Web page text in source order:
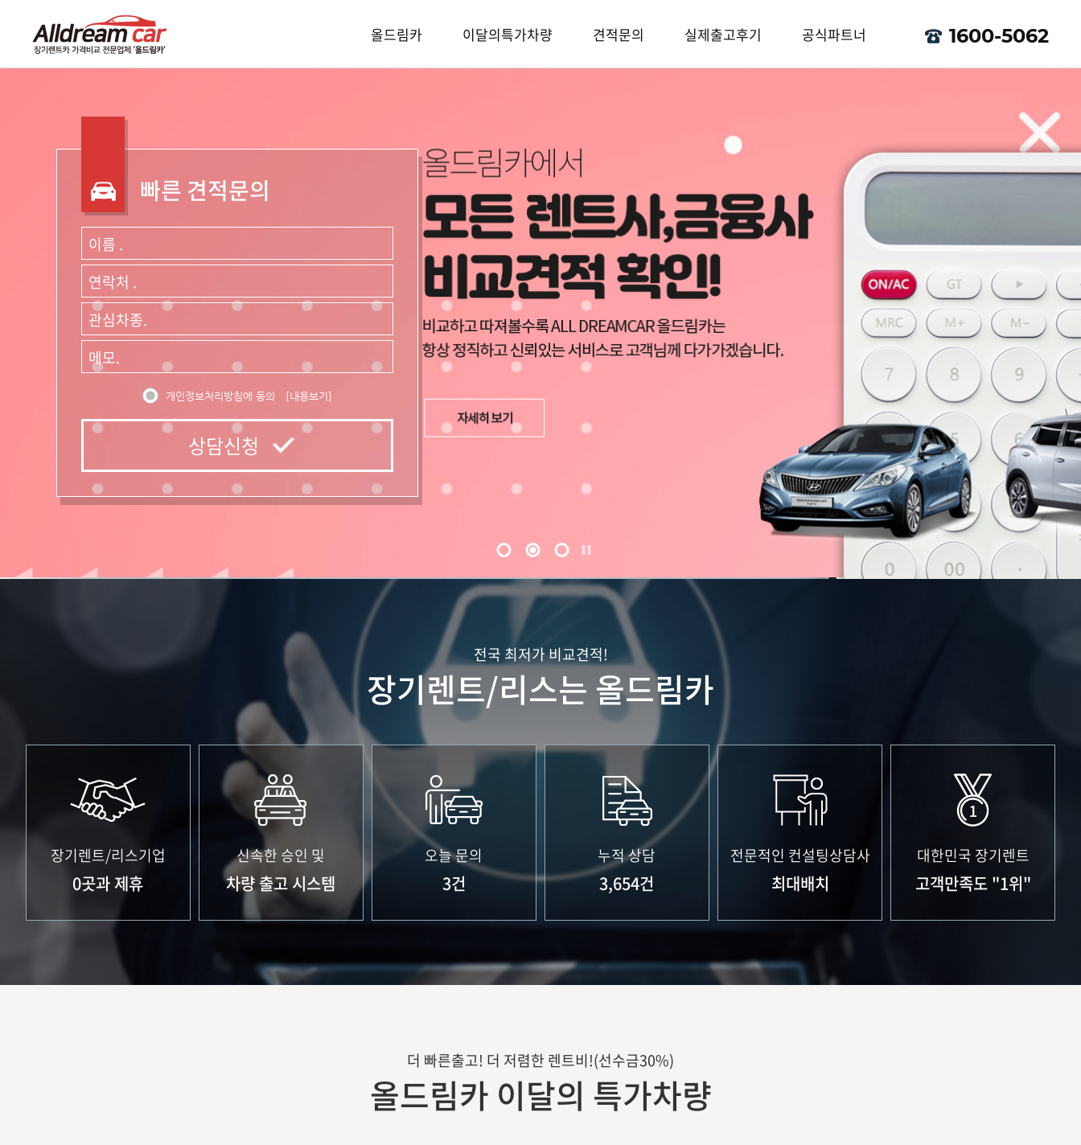
올드림카 이달의특가차량 견적문의 실제출고후기 공식파트너 1600-5062
빠른 견적문의
이름 .
연락처 .
관심차종.
메모.
개인정보처리방침에 동의 [내용보기]
상담신청
전국 최저가 비교견적!
장기렌트/리스는 올드림카
장기렌트/리스기업
0곳과 제휴
신속한 승인 및
차량 출고 시스템
오늘 문의
3건
누적 상담
3,654건
전문적인 컨설팅상담사
최대배치
대한민국 장기렌트
고객만족도 "1위"
더 빠른출고! 더 저렴한 렌트비!(선수금30%)
올드림카 이달의 특가차량